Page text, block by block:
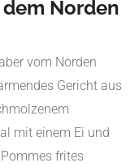
Norden
vom Norden
Gericht aus
mit einem Ei und
frites